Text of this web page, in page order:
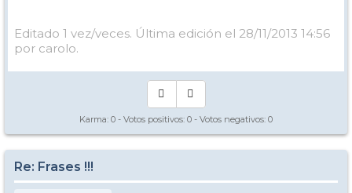
Editado 1 vez/veces. Última edición el 28/11/2013 14:56
por carolo.
Karma: 0 - Votos positivos: 0 - Votos negativos: 0
Re: Frases !!!